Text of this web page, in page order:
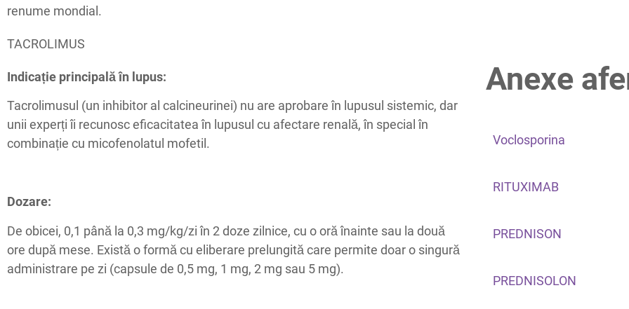
renume mondial.
TACROLIMUS
Indicație principală în lupus:
Tacrolimusul (un inhibitor al calcineurinei) nu are aprobare în lupusul sistemic, dar
unii experți îi recunosc eficacitatea în lupusul cu afectare renală, în special în
combinație cu micofenolatul mofetil.
Dozare:
De obicei, 0,1 până la 0,3 mg/kg/zi în 2 doze zilnice, cu o oră înainte sau la două
ore după mese. Există o formă cu eliberare prelungită care permite doar o singură
administrare pe zi (capsule de 0,5 mg, 1 mg, 2 mg sau 5 mg).
Anexe
Voclosporina
RITUXIMAB
PREDNISON
PREDNISOLON